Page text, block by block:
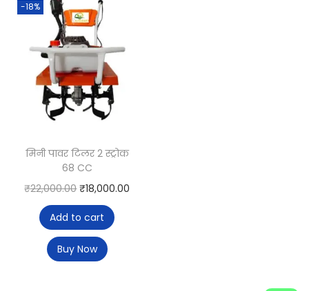
-18%
मिनी पावर टिलर 2 स्ट्रोक
68 CC
₹22,000.00 ₹18,000.00
Add to cart
Buy Now